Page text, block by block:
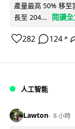
產量最高 50% 移
長至 204...
閱讀
282 124 ↗
人工智能
Lawton 8 小時